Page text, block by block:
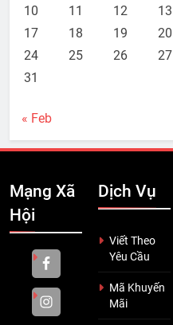
10
11 12 13
17
18 19 20
24
25 26 27
31
« Feb
Mạng Xã
Hội
Dịch Vụ
Viết Theo
Yêu Cầu
Mã Khuyến
Mãi